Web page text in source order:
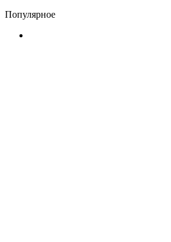
Популярное